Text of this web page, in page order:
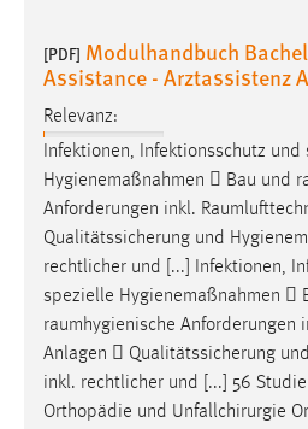
[PDF] Modulhandbuch
Assistance - Arztassistenz
Relevanz:
Infektionen, Infektionsschutz und
Hygienemaßnahmen  Bau und
Anforderungen inkl.
Qualitätssicherung und
rechtlicher und [...] Infektionen,
spezielle Hygienemaßnahmen 
raumhygienische Anforderungen
Anlagen  Qualitätssicherung
inkl. rechtlicher und [...] 56
Orthopädie und Unfallchirurgie